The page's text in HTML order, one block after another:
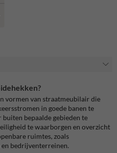
vormen van straatmeubilair die
in goede banen te
buiten bepaalde gebieden te
te waarborgen en overzicht
ruimtes, zoals
bedrijventerreinen.